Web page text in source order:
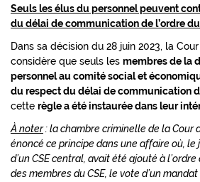
Seuls les élus du personnel peuvent
du délai de communication de l’ordre
Dans sa décision du 28 juin 2023, la
considère que seuls les membres de la
personnel au comité social et
du respect du délai de communication
cette règle a été instaurée dans leur
À noter: la chambre criminelle de la Cour
énoncé ce principe dans une affaire où, le
d’un CSE central, avait été ajouté à l’ordre
des membres du CSE, le vote d’un